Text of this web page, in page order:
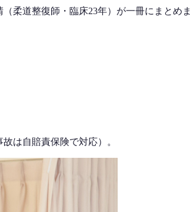
柔道整復師・臨床23年）が一冊にまとめ
は自賠責保険で対応）。